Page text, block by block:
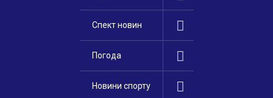
Спект новин
Погода
Новини спорту